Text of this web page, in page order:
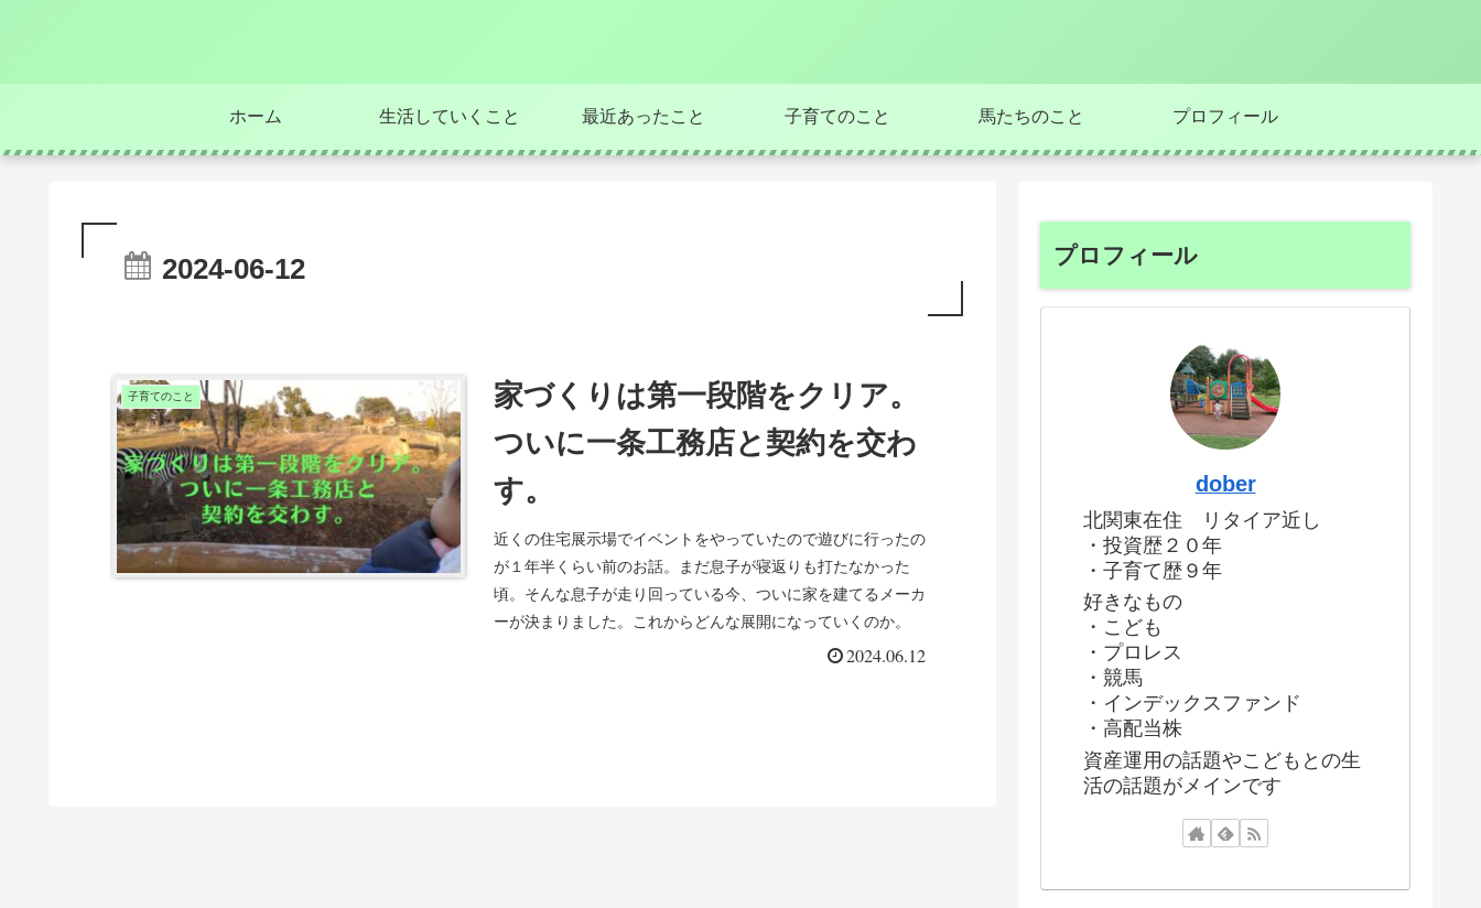
ホーム 生活していくこと 最近あったこと 子育てのこと 馬たちのこと プロフィール
2024-06-12
子育てのこと
家づくりは第一段階をクリア。
ついに一条工務店と契約を交わ
す。
近くの住宅展示場でイベントをやっていたので遊びに行ったの
が１年半くらい前のお話。まだ息子が寝返りも打たなかった
頃。そんな息子が走り回っている今、ついに家を建てるメーカ
ーが決まりました。これからどんな展開になっていくのか。
2024.06.12
プロフィール
dober
北関東在住 リタイア近し
・投資歴２０年
・子育て歴９年
好きなもの
・こども
・プロレス
・競馬
・インデックスファンド
・高配当株
資産運用の話題やこどもとの生
活の話題がメインです